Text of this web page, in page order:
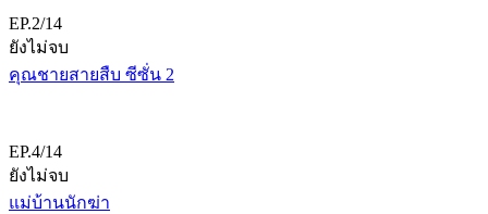
EP.2/14
ยังไม่จบ
คุณชายสายสืบ ซีซั่น 2
EP.4/14
ยังไม่จบ
แม่บ้านนักฆ่า